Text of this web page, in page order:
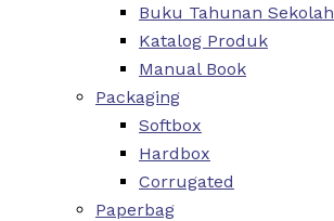
Buku Tahunan Sekolah
Katalog Produk
Manual Book
Packaging
Softbox
Hardbox
Corrugated
Paperbag